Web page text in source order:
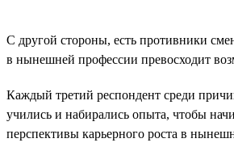
С другой стороны, есть противники
в нынешней профессии превосходит
Каждый третий респондент среди
учились и набирались опыта, чтобы
перспективы карьерного роста в